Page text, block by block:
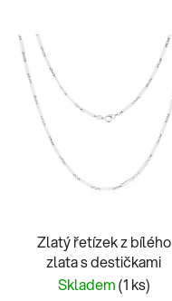
Zlatý řetízek z bílého
zlata s destičkami
Skladem(1 ks)